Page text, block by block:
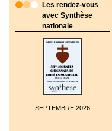
Les rendez-vous
avec Synthèse
nationale
SEPTEMBRE 2026